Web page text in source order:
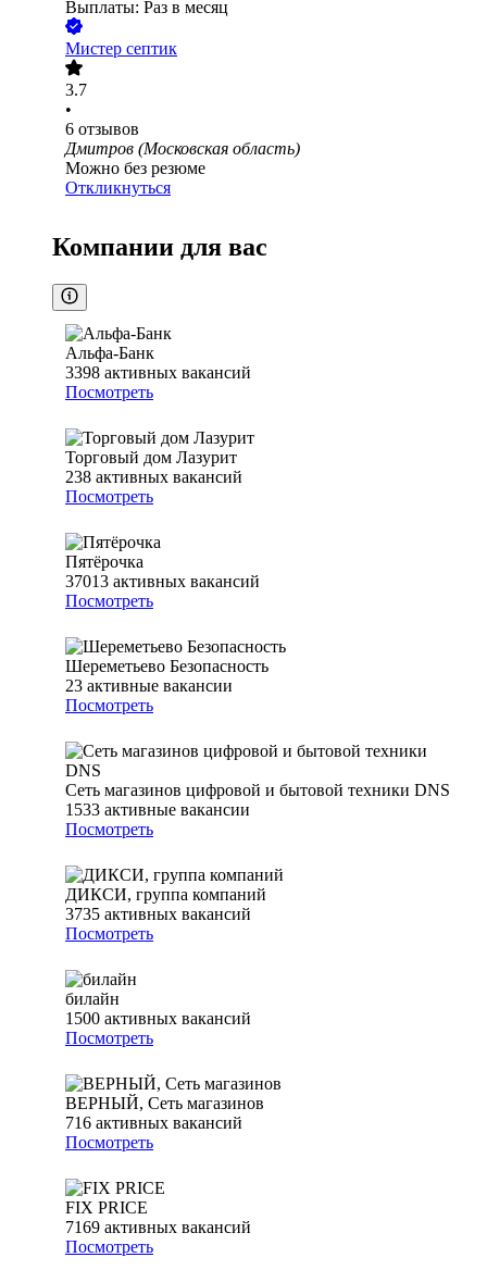
Выплаты: Раз в месяц
Мистер септик
3.7
•
6 отзывов
Дмитров (Московская область)
Можно без резюме
Откликнуться
Компании для вас
Альфа-Банк
3398 активных вакансий
Посмотреть
Торговый дом Лазурит
238 активных вакансий
Посмотреть
Пятёрочка
37013 активных вакансий
Посмотреть
Шереметьево Безопасность
23 активные вакансии
Посмотреть
Сеть магазинов цифровой и бытовой техники DNS
1533 активные вакансии
Посмотреть
ДИКСИ, группа компаний
3735 активных вакансий
Посмотреть
билайн
1500 активных вакансий
Посмотреть
ВЕРНЫЙ, Сеть магазинов
716 активных вакансий
Посмотреть
FIX PRICE
7169 активных вакансий
Посмотреть